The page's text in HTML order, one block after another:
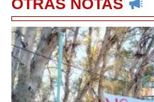
OTRAS NOTAS